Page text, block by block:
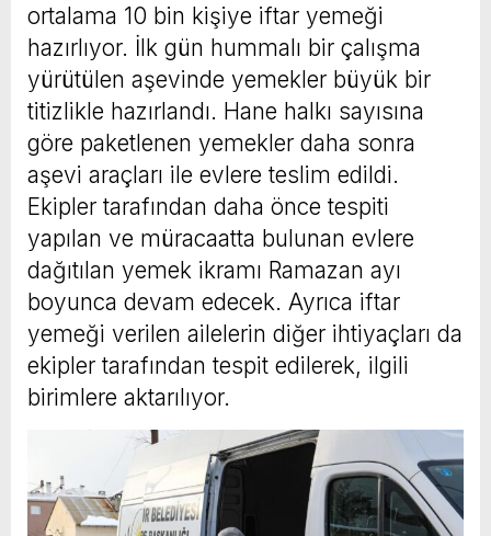
ortalama 10 bin kişiye iftar yemeği
hazırlıyor. İlk gün hummalı bir çalışma
yürütülen aşevinde yemekler büyük bir
titizlikle hazırlandı. Hane halkı sayısına
göre paketlenen yemekler daha sonra
aşevi araçları ile evlere teslim edildi.
Ekipler tarafından daha önce tespiti
yapılan ve müracaatta bulunan evlere
dağıtılan yemek ikramı Ramazan ayı
boyunca devam edecek. Ayrıca iftar
yemeği verilen ailelerin diğer ihtiyaçları da
ekipler tarafından tespit edilerek, ilgili
birimlere aktarılıyor.